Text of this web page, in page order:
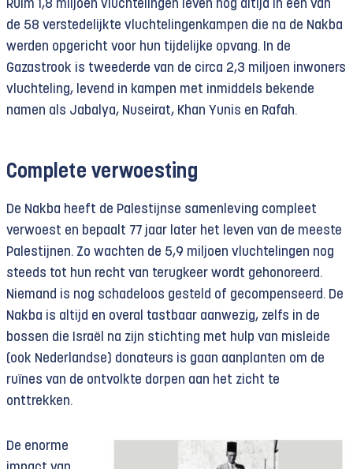
Ruim 1,8 miljoen vluchtelingen leven nog altijd in een van
de 58 verstedelijkte vluchtelingenkampen die na de Nakba
werden opgericht voor hun tijdelijke opvang. In de
Gazastrook is tweederde van de circa 2,3 miljoen inwoners
vluchteling, levend in kampen met inmiddels bekende
namen als Jabalya, Nuseirat, Khan Yunis en Rafah.
Complete verwoesting
De Nakba heeft de Palestijnse samenleving compleet
verwoest en bepaalt 77 jaar later het leven van de meeste
Palestijnen. Zo wachten de 5,9 miljoen vluchtelingen nog
steeds tot hun recht van terugkeer wordt gehonoreerd.
Niemand is nog schadeloos gesteld of gecompenseerd. De
Nakba is altijd en overal tastbaar aanwezig, zelfs in de
bossen die Israël na zijn stichting met hulp van misleide
(ook Nederlandse) donateurs is gaan aanplanten om de
ruïnes van de ontvolkte dorpen aan het zicht te
onttrekken.
De enorme